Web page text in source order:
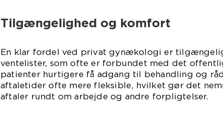
Tilgængelighed og komfort
En klar fordel ved privat gynækologi er
ventelister, som ofte er forbundet med det
patienter hurtigere få adgang til behandling og
aftaletider ofte mere fleksible, hvilket gør det
aftaler rundt om arbejde og andre forpligtelser.